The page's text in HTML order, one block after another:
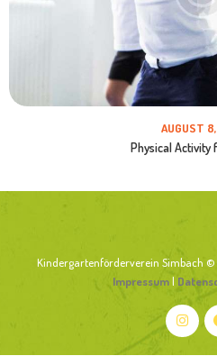
AUGUST
Physical Activity
Kindergartenförderverein Simbach ©
Impressum|